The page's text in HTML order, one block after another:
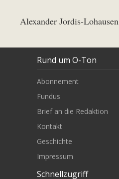
Alexander Jordis-Lohausen
Rund um O-Ton
Abonnement
Fundus
Brief an die Redaktion
Kontakt
Geschichte
Impressum
Schnellzugriff